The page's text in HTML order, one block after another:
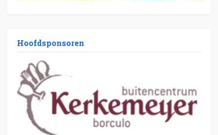
Hoofdsponsoren